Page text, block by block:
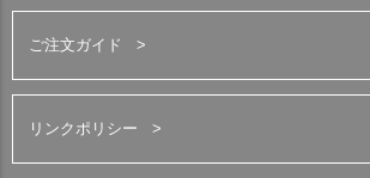
ご注文ガイド
リンクポリシー